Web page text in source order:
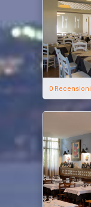
0 Recensioni